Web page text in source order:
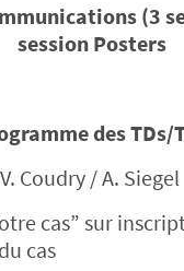
(3
session Posters
des TDs/
Coudry / A. Siegel
cas” sur
cas